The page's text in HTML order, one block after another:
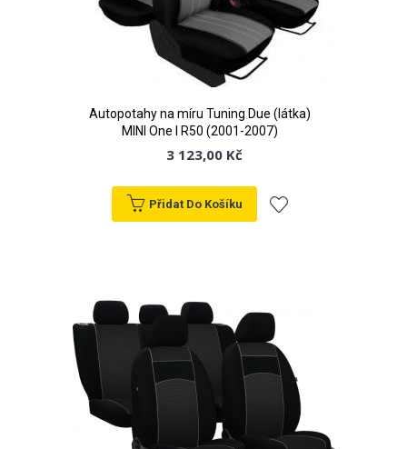
Autopotahy na míru Tuning Due (látka)
MINI One I R50 (2001-2007)
3 123,00 Kč
Přidat Do Košíku
oblíbeným